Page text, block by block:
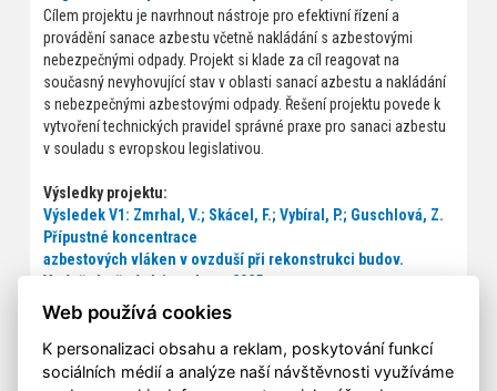
Cílem projektu je navrhnout nástroje pro efektivní řízení a
provádění sanace azbestu včetně nakládání s azbestovými
nebezpečnými odpady. Projekt si klade za cíl reagovat na
současný nevyhovující stav v oblasti sanací azbestu a nakládání
s nebezpečnými azbestovými odpady. Řešení projektu povede k
vytvoření technických pravidel správné praxe pro sanaci azbestu
v souladu s evropskou legislativou.
Výsledky projektu:
Výsledek V1: Zmrhal, V.; Skácel, F.; Vybíral, P.; Guschlová, Z.
Přípustné koncentrace
azbestových vláken v ovzduší při rekonstrukci budov.
Vytápění, větrání, instalace. 2025,
34(3), 126-129. ISSN 1210-1389.
Web používá cookies
K personalizaci obsahu a reklam, poskytování funkcí
sociálních médií a analýze naší návštěvnosti využíváme